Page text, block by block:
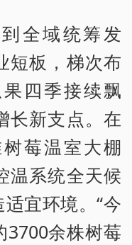
全域统筹发
短板，梯次布
四季接续飘
长新支点。在
莓温室大棚
温系统全天候
宜环境。“今
3700余株树莓